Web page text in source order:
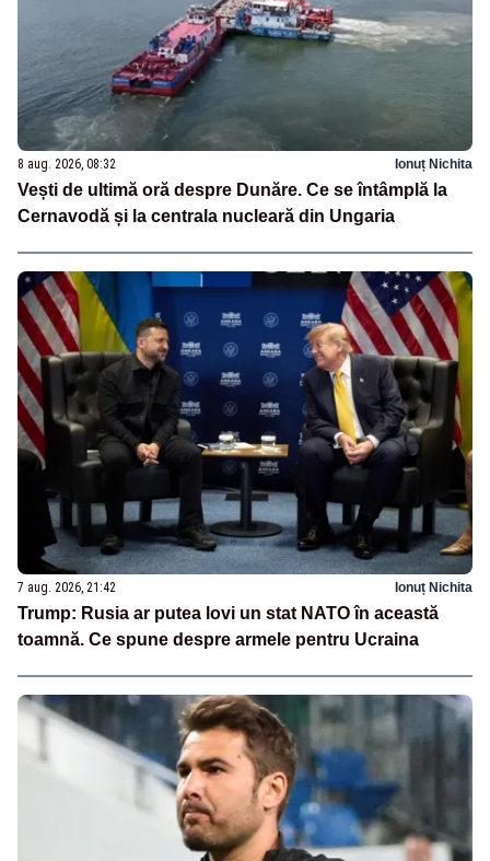
8 aug. 2026, 08:32 Ionuț Nichita
Vești de ultimă oră despre Dunăre. Ce se întâmplă la
Cernavodă și la centrala nucleară din Ungaria
7 aug. 2026, 21:42 Ionuț Nichita
Trump: Rusia ar putea lovi un stat NATO în această
toamnă. Ce spune despre armele pentru Ucraina